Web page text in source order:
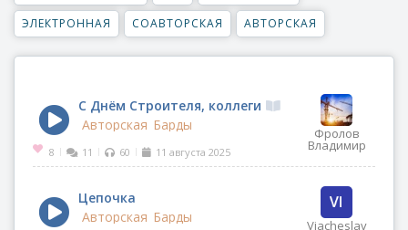
ЭЛЕКТРОННАЯ СОАВТОРСКАЯ АВТОРСКАЯ
Фролов
Владимир
С Днём Строителя, коллеги
Авторская Барды
8 | 11 | 60 | 11 августа 2025
Viacheslav
Цепочка
Авторская Барды